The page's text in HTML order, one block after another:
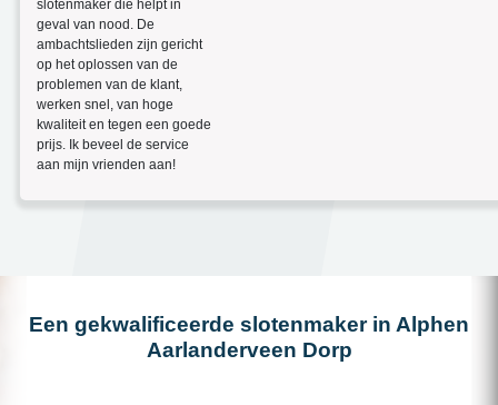
slotenmaker die helpt in
geval van nood. De
ambachtslieden zijn gericht
op het oplossen van de
problemen van de klant,
werken snel, van hoge
kwaliteit en tegen een goede
prijs. Ik beveel de service
aan mijn vrienden aan!
Een gekwalificeerde slotenmaker in Alphen
Aarlanderveen Dorp